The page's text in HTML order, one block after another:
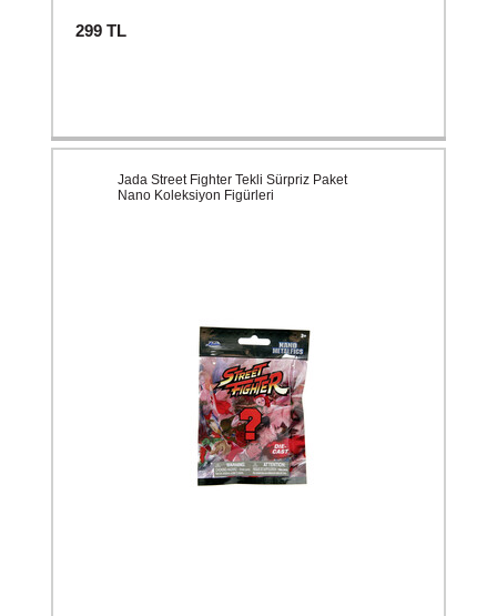
299 TL
Jada Street Fighter Tekli Sürpriz Paket
Nano Koleksiyon Figürleri